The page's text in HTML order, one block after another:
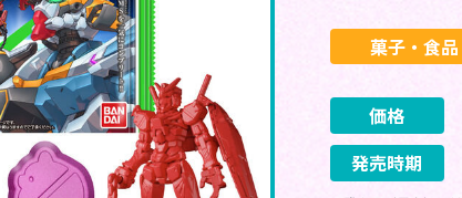
菓子・食
価格
発売時期